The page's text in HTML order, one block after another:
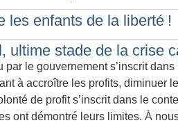
les enfants de la liberté !
ultime stade de la crise
par le gouvernement s’inscrit
à accroître les profits, diminuer
de profit s’inscrit dans le
ont démontré leurs limites. À